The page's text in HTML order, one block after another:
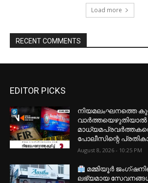
Load more
RECENT COMMENTS
EDITOR PICKS
നിയമലംഘനത്തെ
പോലീസിന്റെ
August 8, 2026 - 10:25 PM
മമ്മിയൂർ
ലഭ്യമായ